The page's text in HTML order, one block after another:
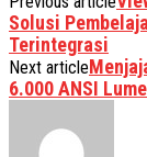
Solusi
Terintegrasi
Next article
6.000 ANSI